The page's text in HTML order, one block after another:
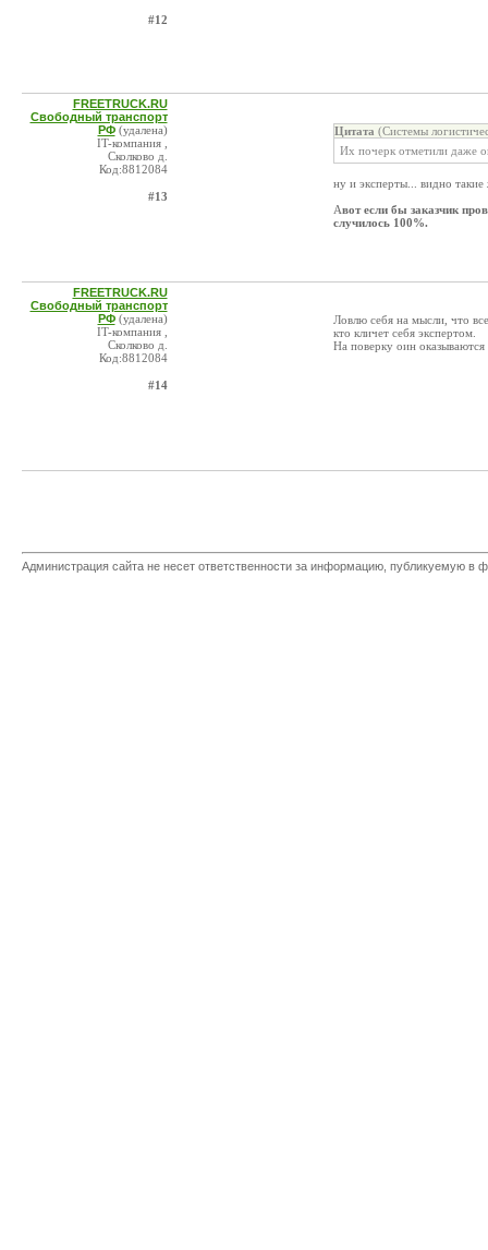
#12
FREETRUCK.RU
Свободный транспорт
РФ (удалена)
IT-компания ,
Сколково д.
Код:8812084
#13
Цитата (Системы
Их почерк отметили даже
ну и эксперты... видно
Авот если бы заказчик
случилось 100%.
FREETRUCK.RU
Свободный транспорт
РФ (удалена)
IT-компания ,
Сколково д.
Код:8812084
#14
Ловлю себя на мысли, что
кто кличет себя экспертом.
На поверку оин
Администрация сайта не несет ответственности за информацию, публикуемую